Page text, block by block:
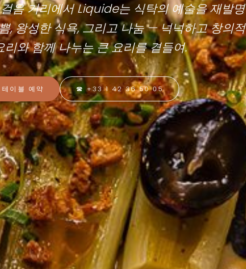
음 거리에서 Liquide는 식탁의 예술을 재발명
, 왕성한 식욕, 그리고 나눔 — 넉넉하고 창의적
리와 함께 나누는 큰 요리를 곁들여.
테이블 예약 ☎ +33 1 42 36 50 05